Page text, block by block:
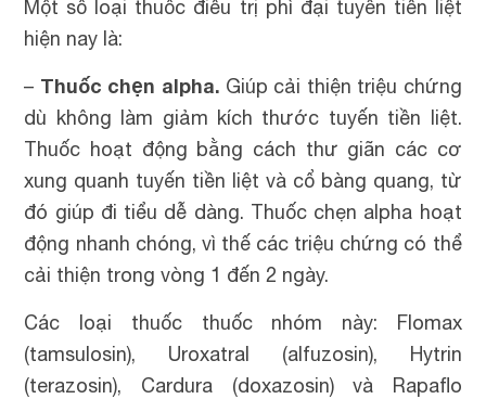
Một số loại thuốc điều trị phì đại tuyến tiền liệt
hiện nay là:
– Thuốc chẹn alpha. Giúp cải thiện triệu chứng
dù không làm giảm kích thước tuyến tiền liệt.
Thuốc hoạt động bằng cách thư giãn các cơ
xung quanh tuyến tiền liệt và cổ bàng quang, từ
đó giúp đi tiểu dễ dàng. Thuốc chẹn alpha hoạt
động nhanh chóng, vì thế các triệu chứng có thể
cải thiện trong vòng 1 đến 2 ngày.
Các loại thuốc thuốc nhóm này: Flomax
(tamsulosin), Uroxatral (alfuzosin), Hytrin
(terazosin), Cardura (doxazosin) và Rapaflo